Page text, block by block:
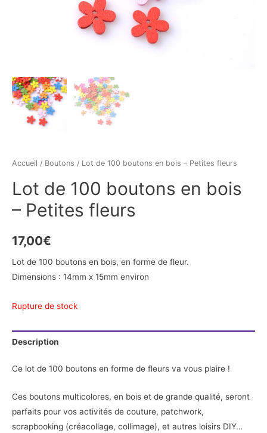
Accueil / Boutons / Lot de 100 boutons en bois – Petites fleurs
Lot de 100 boutons en bois
– Petites fleurs
17,00€
Lot de 100 boutons en bois, en forme de fleur.
Dimensions : 14mm x 15mm environ
Rupture de stock
Description
Ce lot de 100 boutons en forme de fleurs va vous plaire !
Ces boutons multicolores, en bois et de grande qualité, seront
parfaits pour vos activités de couture, patchwork,
scrapbooking (créacollage, collimage), et autres loisirs DIY…